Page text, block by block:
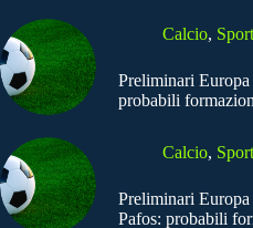
Calcio, Sport
Preliminari
probabili
Calcio, Sport
Preliminari
Pafos: probabili